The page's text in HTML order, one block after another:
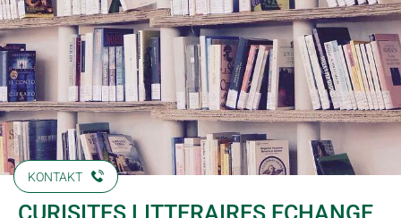
KONTAKT
CURISITES LITTERAIRES ECHANGE